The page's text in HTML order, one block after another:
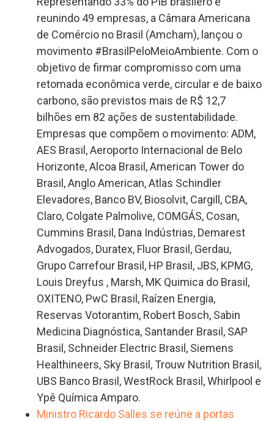
reunindo 49 empresas, a Câmara Americana
de Comércio no Brasil (Amcham), lançou o
movimento #BrasilPeloMeioAmbiente. Com o
objetivo de firmar compromisso com uma
retomada econômica verde, circular e de baixo
carbono, são previstos mais de R$ 12,7
bilhões em 82 ações de sustentabilidade.
Empresas que compõem o movimento: ADM,
AES Brasil, Aeroporto Internacional de Belo
Horizonte, Alcoa Brasil, American Tower do
Brasil, Anglo American, Atlas Schindler
Elevadores, Banco BV, Biosolvit, Cargill, CBA,
Claro, Colgate Palmolive, COMGÁS, Cosan,
Cummins Brasil, Dana Indústrias, Demarest
Advogados, Duratex, Fluor Brasil, Gerdau,
Grupo Carrefour Brasil, HP Brasil, JBS, KPMG,
Louis Dreyfus , Marsh, MK Quimica do Brasil,
OXITENO, PwC Brasil, Raízen Energia,
Reservas Votorantim, Robert Bosch, Sabin
Medicina Diagnóstica, Santander Brasil, SAP
Brasil, Schneider Electric Brasil, Siemens
Healthineers, Sky Brasil, Trouw Nutrition Brasil,
UBS Banco Brasil, WestRock Brasil, Whirlpool e
Ypê Química Amparo.
Ministro Ricardo Salles se reúne a portas